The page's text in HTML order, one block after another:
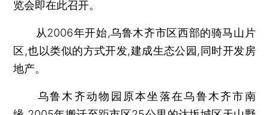
览会即在此召开。
从2006年开始,乌鲁木齐市区西部的骑马山片
区,也以类似的方式开发,建成生态公园,同时开发房
地产。
乌鲁木齐动物园原本坐落在乌鲁木齐市南